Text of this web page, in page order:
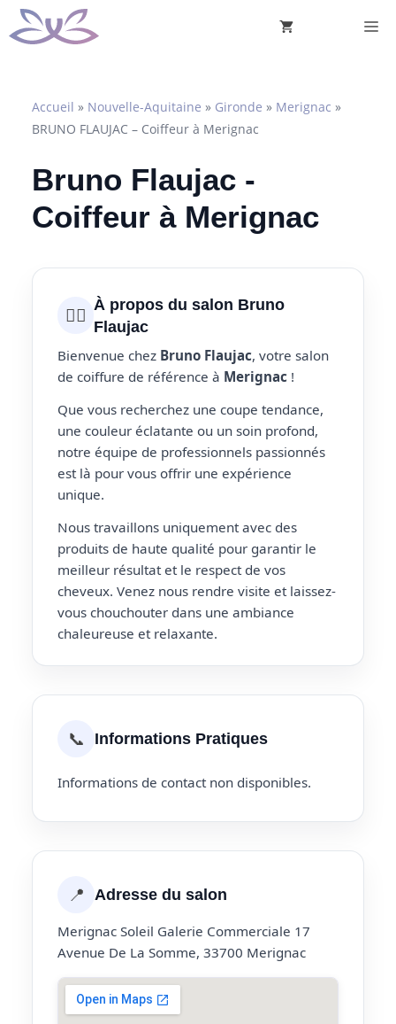
Aller
au
Accueil » Nouvelle-Aquitaine » Gironde » Merignac »
BRUNO FLAUJAC – Coiffeur à Merignac
Bruno Flaujac -
Coiffeur à Merignac
💇‍♀️ À propos du salon Bruno
Flaujac
Bienvenue chez Bruno Flaujac, votre salon
de coiffure de référence à Merignac !
Que vous recherchez une coupe tendance,
une couleur éclatante ou un soin profond,
notre équipe de professionnels passionnés
est là pour vous offrir une expérience
unique.
Nous travaillons uniquement avec des
produits de haute qualité pour garantir le
meilleur résultat et le respect de vos
cheveux. Venez nous rendre visite et laissez-
vous chouchouter dans une ambiance
chaleureuse et relaxante.
📞 Informations Pratiques
Informations de contact non disponibles.
📍 Adresse du salon
Merignac Soleil Galerie Commerciale 17
Avenue De La Somme, 33700 Merignac